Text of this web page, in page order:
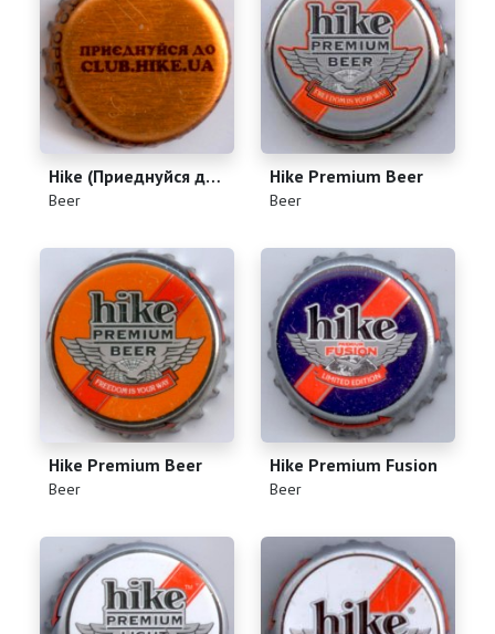
Hike (Приеднуйся до club.hike.ua)
(Beer)
Hike Premium Beer
(Beer)
Hike Premium Beer
(Beer)
Hike Premium Fusion
(Beer)